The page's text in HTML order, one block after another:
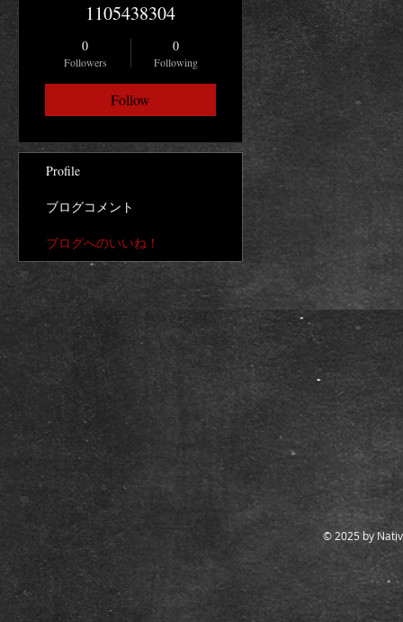
1105438304
0
Followers
0
Following
Follow
Profile
ブログコメント
ブログへのいいね！
© 2025 by